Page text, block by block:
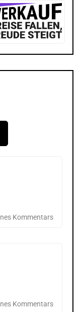
Kommentars
Kommentars